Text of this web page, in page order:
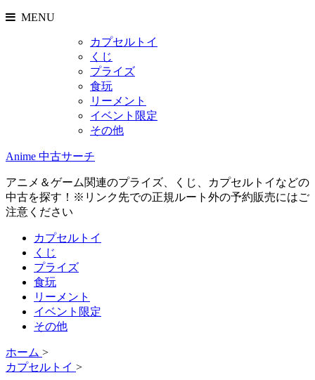
MENU
カプセルトイ
くじ
プライズ
食玩
リーメント
イベント限定
その他
Anime 中古サーチ
アニメ＆ゲーム関連のプライズ、くじ、カプセルトイなどの
中古を探す！※リンク先での正規ルート外の予約販売にはご
注意ください
カプセルトイ
くじ
プライズ
食玩
リーメント
イベント限定
その他
ホーム >
カプセルトイ >